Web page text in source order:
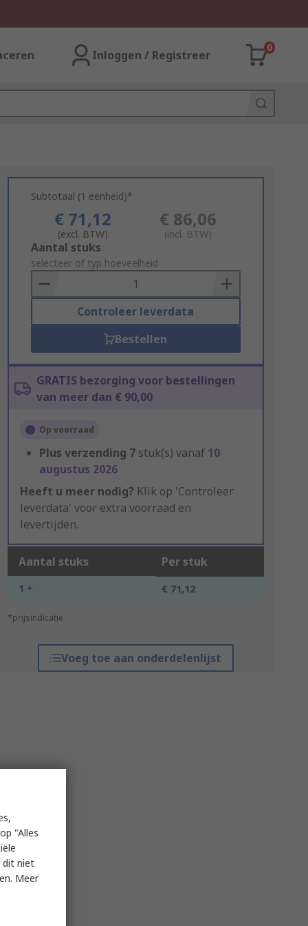
Inloggen / Registreer
0
Subtotaal (1 eenheid)*
€ 71,12
(excl. BTW)
€ 86,06
(incl. BTW)
Add
to
Basket
Aantal stuks
selecteer of typ hoeveelheid
Controleer leverdata
Bestellen
GRATIS bezorging voor bestellingen
van meer dan € 90,00
Op voorraad
Plus verzending 7 stuk(s) vanaf 10
augustus 2026
Heeft u meer nodig? Klik op 'Controleer
leverdata' voor extra voorraad en
levertijden.
Aantal stuks Per stuk
1 + € 71,12
*prijsindicatie
Voeg toe aan onderdelenlijst
"Alles
dit niet
Meer